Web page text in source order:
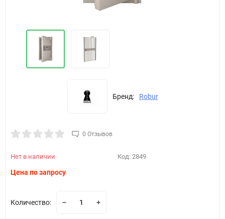
Бренд: Robur
0 Отзывов
Нет в наличии Код: 2849
Цена по запросу
Количество: